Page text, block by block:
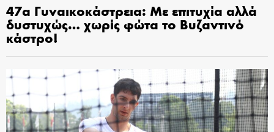
47α Γυναικοκάστρεια: Με επιτυχία αλλά
δυστυχώς… χωρίς φώτα το Βυζαντινό
κάστρο!